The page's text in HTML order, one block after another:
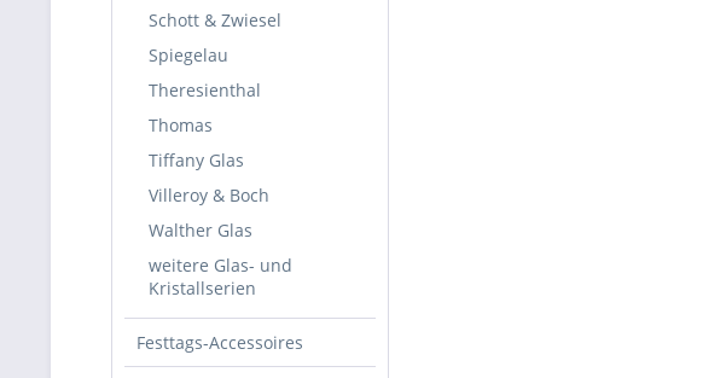
Schott & Zwiesel
Spiegelau
Theresienthal
Thomas
Tiffany Glas
Villeroy & Boch
Walther Glas
weitere Glas- und
Kristallserien
Festtags-Accessoires